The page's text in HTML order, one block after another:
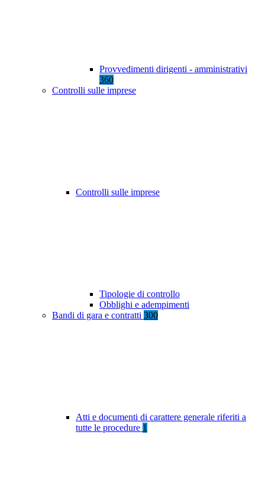
Provvedimenti dirigenti - amministrativi
360
Controlli sulle imprese
Controlli sulle imprese
Tipologie di controllo
Obblighi e adempimenti
Bandi di gara e contratti 300
Atti e documenti di carattere generale riferiti a
tutte le procedure 1